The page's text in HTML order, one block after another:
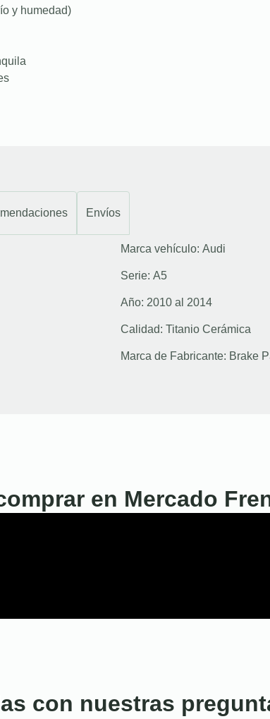
y humedad)
Envíos
Marca vehículo: Audi
Serie: A5
Año: 2010 al 2014
Calidad: Titanio Cerámica
Marca de Fabricante: Brake
en Mercado
con nuestras